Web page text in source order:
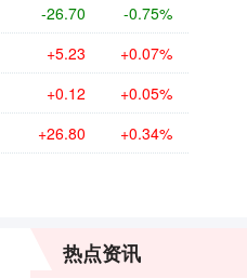
-26.70 -0.75%
+5.23 +0.07%
+0.12 +0.05%
+26.80 +0.34%
热点资讯